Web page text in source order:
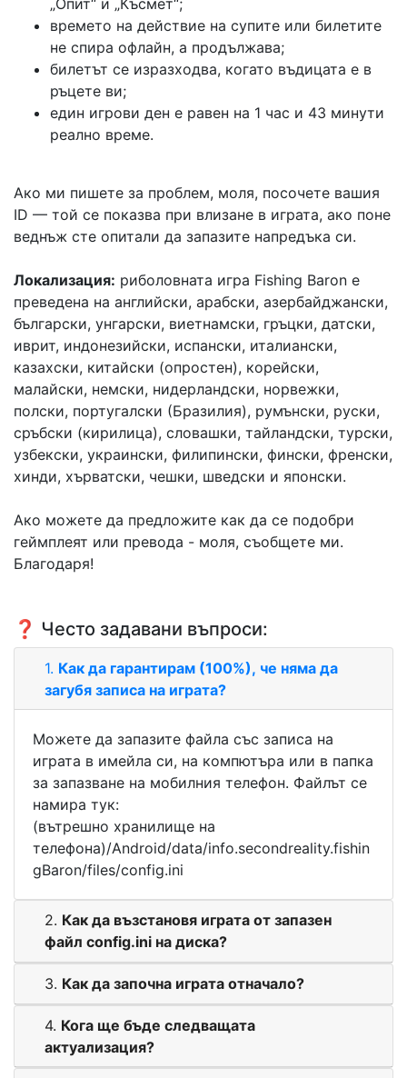
„Опит“ и „Късмет“;
времето на действие на супите или билетите
не спира офлайн, а продължава;
билетът се изразходва, когато въдицата е в
ръцете ви;
един игрови ден е равен на 1 час и 43 минути
реално време.
Ако ми пишете за проблем, моля, посочете вашия
ID — той се показва при влизане в играта, ако поне
веднъж сте опитали да запазите напредъка си.
Локализация: риболовната игра Fishing Baron е
преведена на английски, арабски, азербайджански,
български, унгарски, виетнамски, гръцки, датски,
иврит, индонезийски, испански, италиански,
казахски, китайски (опростен), корейски,
малайски, немски, нидерландски, норвежки,
полски, португалски (Бразилия), румънски, руски,
сръбски (кирилица), словашки, тайландски, турски,
узбекски, украински, филипински, фински, френски,
хинди, хърватски, чешки, шведски и японски.
Ако можете да предложите как да се подобри
геймплеят или превода - моля, съобщете ми.
Благодаря!
❓ Често задавани въпроси:
1. Как да гарантирам (100%), че няма да
загубя записа на играта?
Можете да запазите файла със записа на
играта в имейла си, на компютъра или в папка
за запазване на мобилния телефон. Файлът се
намира тук:
(вътрешно хранилище на
телефона)/Android/data/info.secondreality.fishin
gBaron/files/config.ini
2. Как да възстановя играта от запазен
файл config.ini на диска?
3. Как да започна играта отначало?
4. Кога ще бъде следващата
актуализация?